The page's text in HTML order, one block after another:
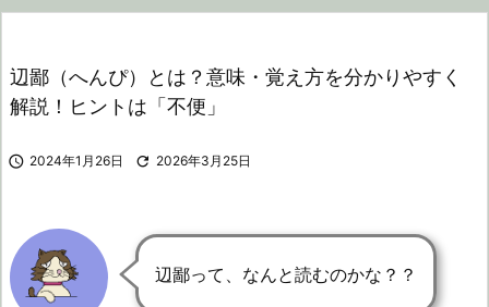
辺鄙（へんぴ）とは？意味・覚え方を分かりやすく
解説！ヒントは「不便」
 2024年1月26日  2026年3月25日
辺鄙って、なんと読むのかな？？